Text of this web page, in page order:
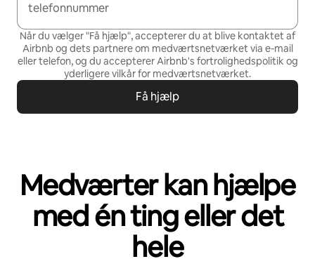
telefonnummer
Når du vælger "Få hjælp", accepterer du at blive kontaktet af
Airbnb og dets partnere om medværtsnetværket via e-mail
eller telefon, og du accepterer Airbnb's fortrolighedspolitik og
yderligere vilkår for medværtsnetværket.
Få hjælp
Medværter kan hjælpe
med én ting eller det
hele